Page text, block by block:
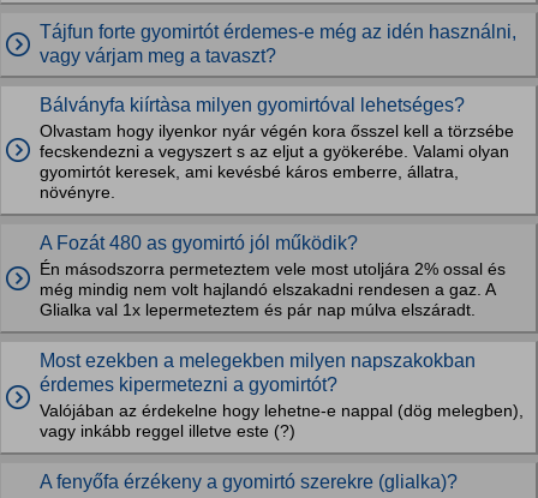
Tájfun forte gyomirtót érdemes-e még az idén használni,
vagy várjam meg a tavaszt?
Bálványfa kiírtàsa milyen gyomirtóval lehetséges?
Olvastam hogy ilyenkor nyár végén kora ősszel kell a törzsébe
fecskendezni a vegyszert s az eljut a gyökerébe. Valami olyan
gyomirtót keresek, ami kevésbé káros emberre, állatra,
növényre.
A Fozát 480 as gyomirtó jól működik?
Én másodszorra permeteztem vele most utoljára 2% ossal és
még mindig nem volt hajlandó elszakadni rendesen a gaz. A
Glialka val 1x lepermeteztem és pár nap múlva elszáradt.
Most ezekben a melegekben milyen napszakokban
érdemes kipermetezni a gyomirtót?
Valójában az érdekelne hogy lehetne-e nappal (dög melegben),
vagy inkább reggel illetve este (?)
A fenyőfa érzékeny a gyomirtó szerekre (glialka)?